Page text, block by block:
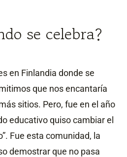
se celebra?
en Finlandia donde se
que nos encantaría
sitios. Pero, fue en el año
educativo quiso cambiar el
Fue esta comunidad, la
demostrar que no pasa